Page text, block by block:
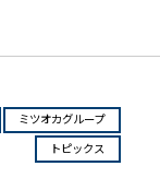
ミツオカグループ
トピックス